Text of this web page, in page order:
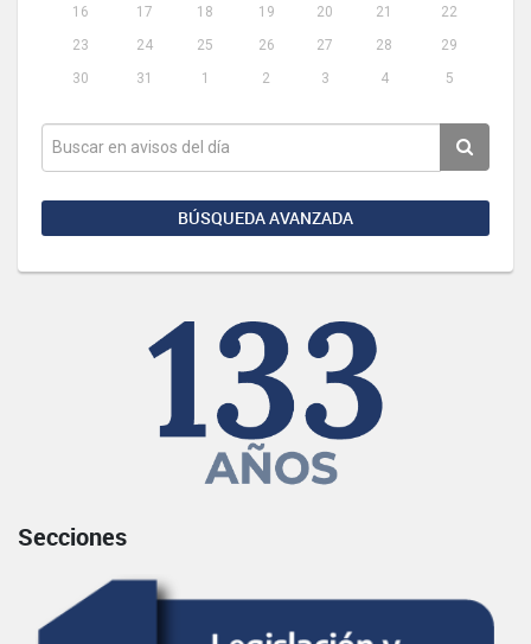
16
17 18 19 20 21
22
23
24 25 26 27 28
29
30
31 1 2 3 4 5
BÚSQUEDA AVANZADA
Secciones